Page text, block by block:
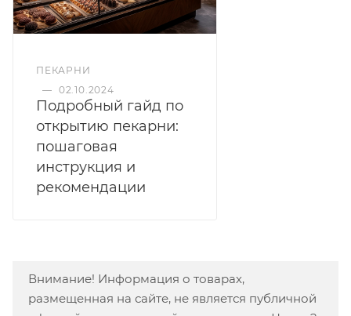
ПЕКАРНИ
— 02.10.2024
Подробный гайд по
открытию пекарни:
пошаговая
инструкция и
рекомендации
Внимание! Информация о товарах,
размещенная на сайте, не является публичной